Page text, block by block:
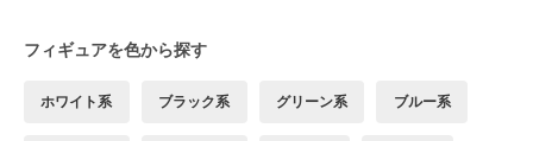
フィギュアを色から探す
ホワイト系 ブラック系 グリーン系 ブルー系